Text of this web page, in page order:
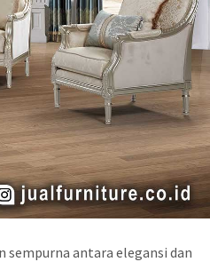
sempurna antara elegansi dan